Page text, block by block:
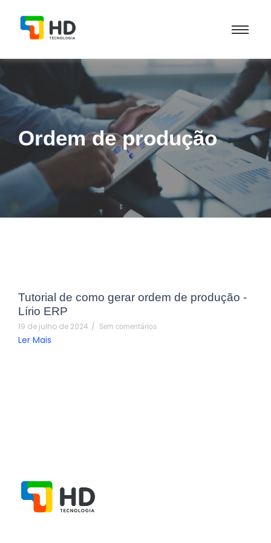
Ordem de produção
Tutorial de como gerar ordem de produção -
Lírio ERP
19 de julho de 2024 / Sem comentários
Ler Mais